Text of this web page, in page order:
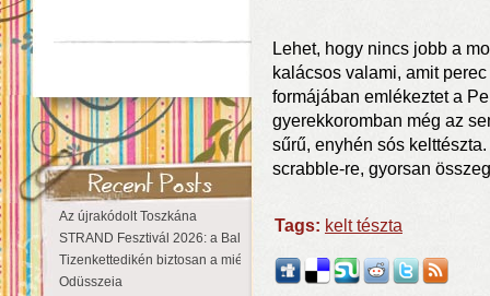
Az újrakódolt Toszkána
STRAND Fesztivál 2026: a Balaton partján a nyár még tart!
Tizenkettedikén biztosan a miénk a Sziget!
Odüsszeia
Lehet, hogy nincs jobb a
kalácsos valami, amit
formájában emlékeztet a
gyerekkoromban még az
sűrű, enyhén sós
scrabble-re, gyorsan
Tags: kelt tészta